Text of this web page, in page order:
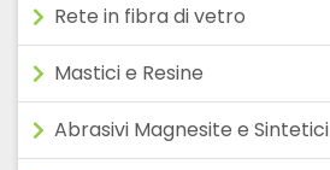
Rete in fibra di vetro
Mastici e Resine
Abrasivi Magnesite e Sintetici